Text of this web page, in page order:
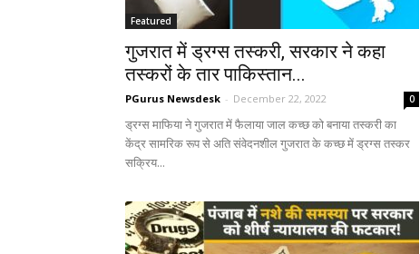
Featured
गुजरात में ड्रग्स तस्करी, सरकार ने कहा
तस्करों के तार पाकिस्तान...
PGurus Newsdesk - December 22, 2022 0
ड्रग्स माफिया ने गुजरात में फैलाया जाल कच्छ को बनाया तस्करी का
केंद्र सामरिक रूप से अति संवेदनशील गुजरात के कच्छ में ड्रग्स तस्कर
सक्रिय...